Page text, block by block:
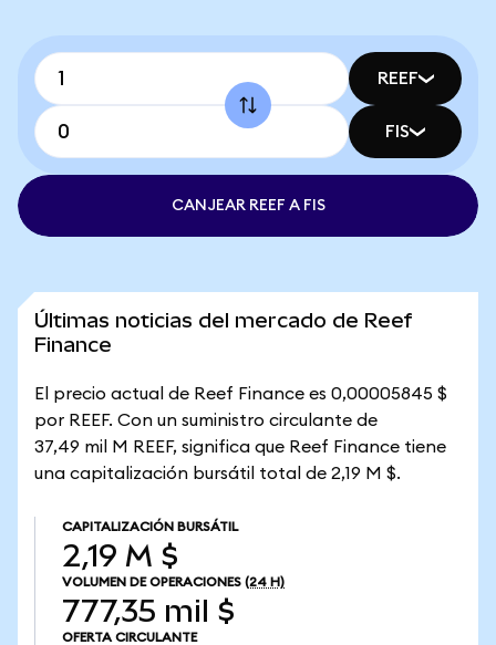
REEF
FIS
CANJEAR REEF A FIS
Últimas noticias del mercado de Reef
Finance
El precio actual de Reef Finance es 0,00005845 $
por REEF. Con un suministro circulante de
37,49 mil M REEF, significa que Reef Finance tiene
una capitalización bursátil total de 2,19 M $.
CAPITALIZACIÓN BURSÁTIL
2,19 M $
VOLUMEN DE OPERACIONES (24 H)
777,35 mil $
OFERTA CIRCULANTE